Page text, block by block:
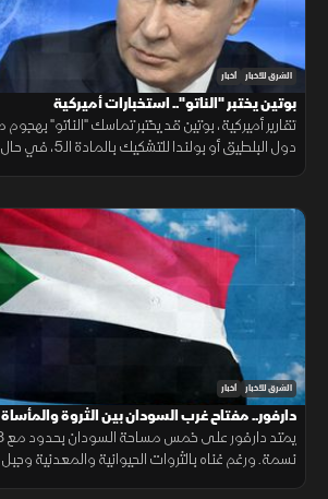
الشرق للأخبار أخبار
بوتين يختبر "الناتو".. استخبارات أميركية
تقارير أميركية، بوتين قد يختبر تماسك "الناتو"
دول البلطيق أو
الشرق للأخبار أخبار
دارفور.. مفتاح غرب السودان بين الثروة والمأساة
نسمة. ورغم غناه بالثروات الحيوانية والمعدنية